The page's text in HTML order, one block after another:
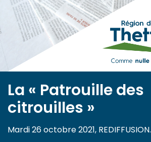
La « Patrouille des
citrouilles »
Mardi 26 octobre 2021, REDIFFUSION.